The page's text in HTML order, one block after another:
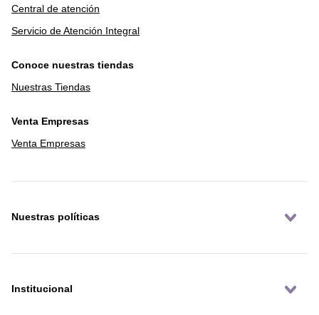
Central de atención
Servicio de Atención Integral
Conoce nuestras tiendas
Nuestras Tiendas
Venta Empresas
Venta Empresas
Nuestras políticas
Institucional